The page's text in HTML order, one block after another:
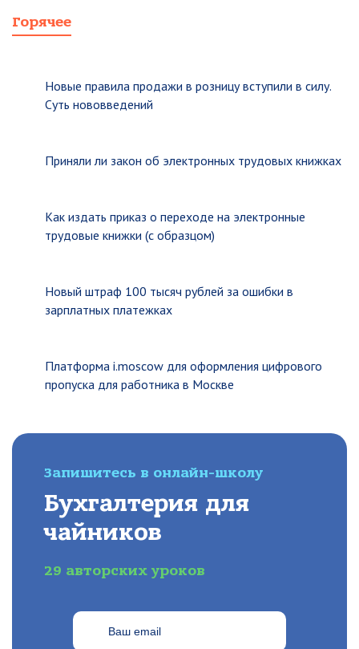
Горячее
Новые правила продажи в розницу вступили в силу.
Суть нововведений
Приняли ли закон об электронных трудовых книжках
Как издать приказ о переходе на электронные
трудовые книжки (с образцом)
Новый штраф 100 тысяч рублей за ошибки в
зарплатных платежках
Платформа i.moscow для оформления цифрового
пропуска для работника в Москве
Запишитесь в онлайн-школу
Бухгалтерия для
чайников
29 авторских уроков